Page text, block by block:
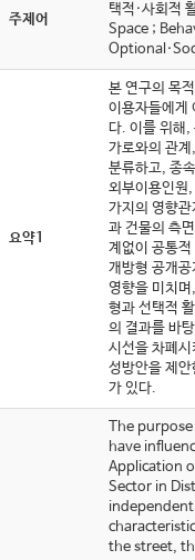
주제어
택적·사회적
Space ;
요약1
본 연구의 목
이용자들에게
다. 이를 위해,
가로와의 관
분류하고, 종
외부이용인원
가지의 영향
과 건물의 측
계없이 공통
개방형 공개공
영향을 미치
형과 선택적
의 결과를 바
시선을 차폐
성방안을 제
가 있다.
The
have
Application
Sector in
the street,